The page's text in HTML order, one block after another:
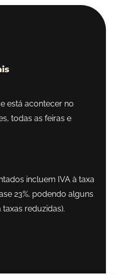
está acontecer no
todas as feiras e
incluem IVA à taxa
23%, podendo alguns
reduzidas).